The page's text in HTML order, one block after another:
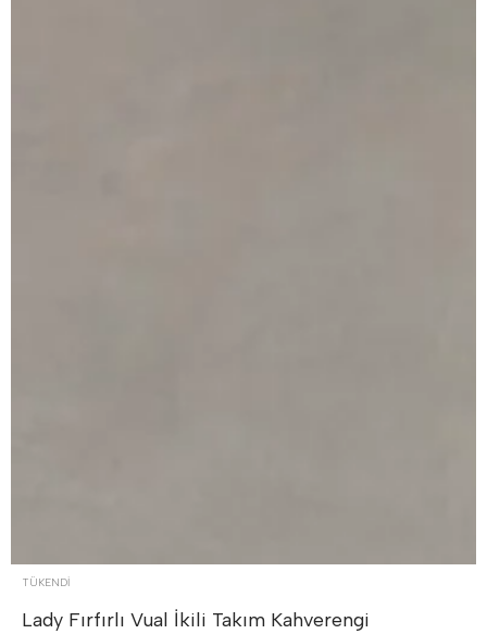
TÜKENDI
Lady Fırfırlı Vual İkili Takım Kahverengi